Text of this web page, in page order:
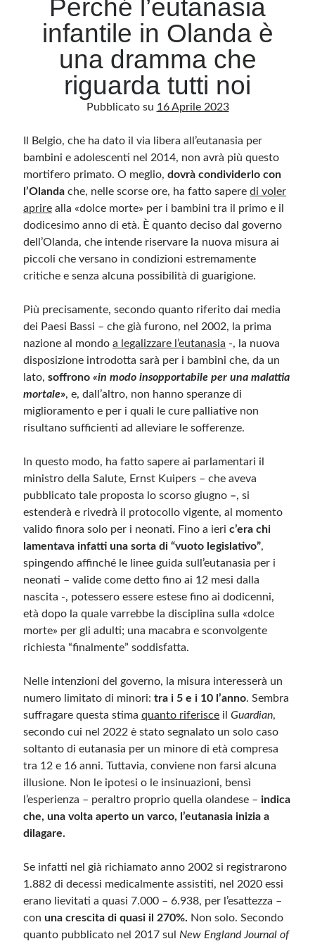
Archivio
senza alcuna periodicità. Non può pertanto considerarsi un prodotto editoriale ai
sensi della legge n· 62 del 7.03.2001. L’autore non è responsabile di quanto
pubblicato dai lettori nei commenti ai vari post. Saranno comunque cancellati quelli
ritenuti offensivi o lesivi dell’immagine o dell’onorabilità di terzi, di genere spam,
razzisti o che contengano dati personali non conformi al rispetto delle norme sulla
privacy. Alcune immagini inserite in questo blog sono tratte da Internet e, pertanto,
considerate di pubblico dominio. Qualora la loro pubblicazione violasse eventuali
diritti d’autore, vi invito a comunicarlo via e-mail a info[at]dinovalle.it e saranno
Accedi
Feed dei contenuti
Feed dei commenti
WordPress.org
Perché l’eutanasia
infantile in Olanda è
una dramma che
riguarda tutti noi
Pubblicato su 16 Aprile 2023
Il Belgio, che ha dato il via libera all’eutanasia per
bambini e adolescenti nel 2014, non avrà più questo
mortifero primato. O meglio,dovrà condividerlo con
l’Olanda che, nelle scorse ore, ha fatto saperedi voler
aprire alla «dolce morte» per i bambini tra il primo e il
dodicesimo anno di età. È quanto deciso dal governo
dell’Olanda, che intende riservare la nuova misura ai
piccoli che versano in condizioni estremamente
critiche e senza alcuna possibilità di guarigione.
Più precisamente, secondo quanto riferito dai media
dei Paesi Bassi – che già furono, nel 2002, la prima
nazione al mondoa legalizzare l’eutanasia -, la nuova
disposizione introdotta sarà per i bambini che, da un
lato,soffrono«in modo insopportabile per una malattia
mortale», e, dall’altro, non hanno speranze di
miglioramento e per i quali le cure palliative non
risultano sufficienti ad alleviare le sofferenze.
In questo modo, ha fatto sapere ai parlamentari il
ministro della Salute, Ernst Kuipers – che aveva
pubblicato tale proposta lo scorso giugno –, si
estenderà e rivedrà il protocollo vigente, al momento
valido finora solo per i neonati. Fino a ieric’era chi
lamentava infatti una sorta di “vuoto legislativo”,
spingendo affinché le linee guida sull’eutanasia per i
neonati – valide come detto fino ai 12 mesi dalla
nascita -, potessero essere estese fino ai dodicenni,
età dopo la quale varrebbe la disciplina sulla «dolce
morte» per gli adulti; una macabra e sconvolgente
richiesta “finalmente” soddisfatta.
Nelle intenzioni del governo, la misura interesserà un
numero limitato di minori:tra i 5 e i 10 l’anno. Sembra
suffragare questa stimaquanto riferisce ilGuardian,
secondo cui nel 2022 è stato segnalato un solo caso
soltanto di eutanasia per un minore di età compresa
tra 12 e 16 anni. Tuttavia, conviene non farsi alcuna
illusione. Non le ipotesi o le insinuazioni, bensì
l’esperienza – peraltro proprio quella olandese –indica
che, una volta aperto un varco, l’eutanasia inizia a
dilagare.
Se infatti nel già richiamato anno 2002 si registrarono
1.882 di decessi medicalmente assistiti, nel 2020 essi
erano lievitati a quasi 7.000 – 6.938, per l’esattezza –
conuna crescita di quasi il 270%. Non solo. Secondo
quanto pubblicato nel 2017 sul New England Journal of